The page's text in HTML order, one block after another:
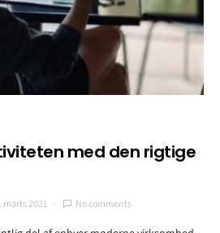
med den rigtige
marts 2021 No comments